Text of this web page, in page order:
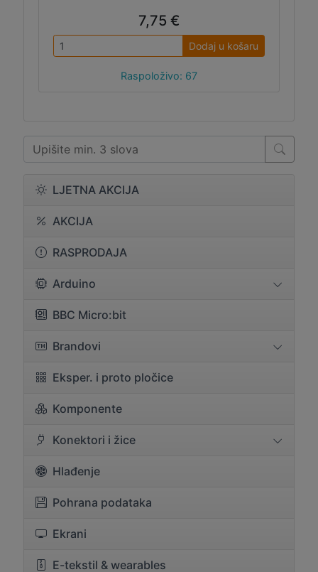
LJETNA AKCIJA
AKCIJA
RASPRODAJA
Arduino
BBC Micro:bit
Brandovi
Eksper. i proto pločice
Komponente
Konektori i žice
Hlađenje
Pohrana podataka
Ekrani
E-tekstil & wearables
7,75 €
Dodaj u košaru
Raspoloživo: 67